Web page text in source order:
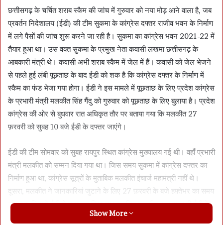
छत्तीसगढ़ के चर्चित शराब स्कैम की जांच में गुरुवार को नया मोड़ आने वाला है, जब
प्रवर्तन निदेशालय (ईडी) की टीम सुकमा के कांग्रेस दफ्तर राजीव भवन के निर्माण
में लगे पैसों की जांच शुरू करने जा रही है। सुकमा का कांग्रेस भवन 2021-22 में
तैयार हुआ था। उस वक्त सुकमा के प्रमुख नेता कवासी लखमा छत्तीसगढ़ के
आबकारी मंत्री थे। कवासी अभी शराब स्कैम में जेल में हैं। कवासी को जेल भेजने
से पहले हुई लंबी पूछताछ के बाद ईडी को शक है कि कांग्रेस दफ्तर के निर्माण में
स्कैम का फंड भेजा गया होगा। ईडी ने इस मामले में पूछताछ के लिए प्रदेश कांग्रेस
के प्रभारी मंत्री मलकीत सिंह गैंदु को गुरुवार को पूछताछ के लिए बुलाया है। प्रदेश
कांग्रेस की ओर से बुधवार रात अधिकृत तौर पर बताया गया कि मलकीत 27
फ़रवरी को सुबह 10 बजे ईडी के दफ्तर जाएंगे।
ईडी की टीम सोमवार को सुबह रायपुर स्थित कांग्रेस मुख्यालय गई थी। वहाँ प्रभारी
मंत्री मलकीत को सम्मन दिया गया था। जिस समय सुकमा में कांग्रेस दफ्तर का
निर्माण हुआ था, कांग्रेस सूत्रों के मुताबिक मलकीत इंचार्ज महामंत्री नहीं थे।
दूसरा, मलकीत ने जानकारियां जुटाने के लिए 27 फ़रवरी के बजे हफ़्तेभर का समय
मांगा था, जिससे ईडी ने मना कर दिया था। इसलिए मलकीत कल सुबह ही ईडी के
सुभाष स्टेडियम स्थित ईडी के नए दफ्तर में जाएँगे।
Show More